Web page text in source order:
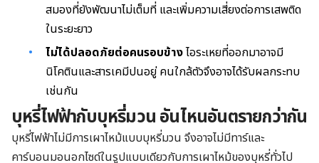
สมองที่ยังพัฒนาไม่เต็มที่ และเพิ่มความเสี่ยงต่อการเสพติด
ในระยะยาว
ไม่ได้ปลอดภัยต่อคนรอบข้างไอระเหยที่ออกมาอาจมี
นิโคตินและสารเคมีปนอยู่ คนใกล้ตัวจึงอาจได้รับผลกระทบ
เช่นกัน
บุหรี่ไฟฟ้ากับบุหรี่มวน อันไหนอันตรายกว่ากัน
บุหรี่ไฟฟ้าไม่มีการเผาไหม้แบบบุหรี่มวน จึงอาจไม่มีทาร์และ
คาร์บอนมอนอกไซด์ในรูปแบบเดียวกับการเผาไหม้ของบุหรี่ทั่วไป